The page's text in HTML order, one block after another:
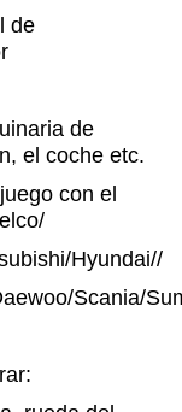
de
de
el coche etc.
con el
Hyundai//
Scania/